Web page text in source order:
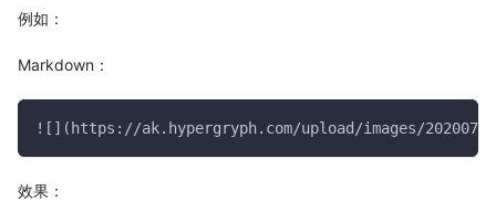
例如：
Markdown：
![](https://ak.hypergryph.com/upload/images/20200703/
效果：